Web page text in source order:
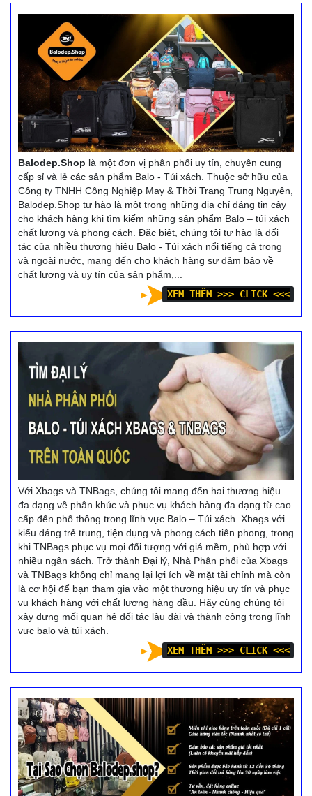
Balodep.Shop là một đơn vị phân phối uy tín, chuyên cung
cấp sỉ và lẻ các sản phẩm Balo - Túi xách. Thuộc sở hữu của
Công ty TNHH Công Nghiệp May & Thời Trang Trung Nguyên,
Balodep.Shop tự hào là một trong những địa chỉ đáng tin cậy
cho khách hàng khi tìm kiếm những sản phẩm Balo – túi xách
chất lượng và phong cách. Đặc biệt, chúng tôi tự hào là đối
tác của nhiều thương hiệu Balo - Túi xách nổi tiếng cả trong
và ngoài nước, mang đến cho khách hàng sự đảm bảo về
chất lượng và uy tín của sản phẩm,...
XEM THÊM >>> CLICK <<<
Với Xbags và TNBags, chúng tôi mang đến hai thương hiệu
đa dạng về phân khúc và phục vụ khách hàng đa dạng từ cao
cấp đến phổ thông trong lĩnh vực Balo – Túi xách. Xbags với
kiểu dáng trẻ trung, tiện dụng và phong cách tiên phong, trong
khi TNBags phục vụ mọi đối tượng với giá mềm, phù hợp với
nhiều ngân sách. Trở thành Đại lý, Nhà Phân phối của Xbags
và TNBags không chỉ mang lại lợi ích về mặt tài chính mà còn
là cơ hội để bạn tham gia vào một thương hiệu uy tín và phục
vụ khách hàng với chất lượng hàng đầu. Hãy cùng chúng tôi
xây dựng mối quan hệ đối tác lâu dài và thành công trong lĩnh
vực balo và túi xách.
XEM THÊM >>> CLICK <<<